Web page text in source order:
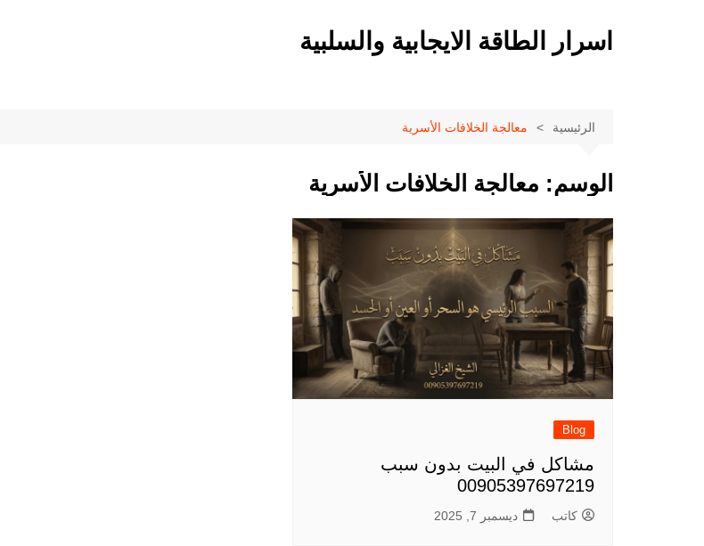
اسرار الطاقة الايجابية والسلبية
الرئيسية معالجة الخلافات الأسرية
الوسم: معالجة الخلافات الأسرية
Blog
مشاكل في البيت بدون سبب
00905397697219
كاتب ديسمبر 7, 2025